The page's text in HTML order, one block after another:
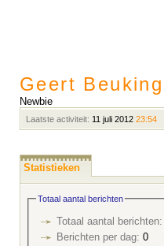
Geert
Newbie
Laatste activiteit: 11 juli 2012 23:54
Statistieken
Totaal aantal berichten
Totaal aantal berichten:
Berichten per dag: 0